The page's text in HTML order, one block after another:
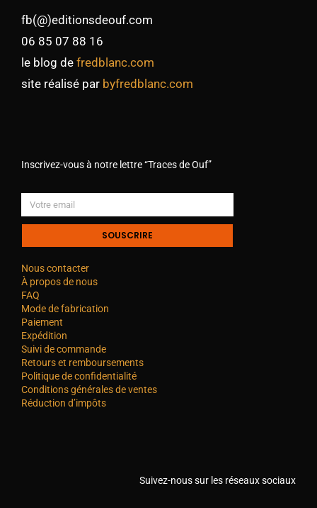
fb(@)editionsdeouf.com
06 85 07 88 16
le blog de fredblanc.com
site réalisé par byfredblanc.com
Inscrivez-vous à notre lettre “Traces de Ouf”
SOUSCRIRE
Nous contacter
À propos de nous
FAQ
Mode de fabrication
Paiement
Expédition
Suivi de commande
Retours et remboursements
Politique de confidentialité
Conditions générales de ventes
Réduction d’impôts
Suivez-nous sur les réseaux sociaux